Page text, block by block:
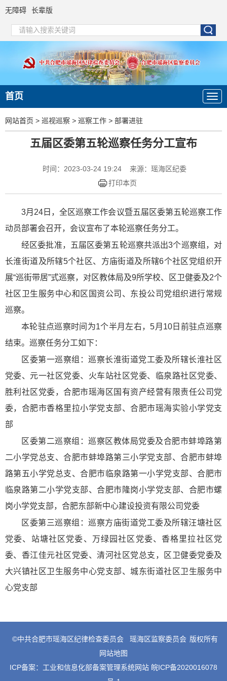
无障碍 长辈版
首页
网站首页 > 巡视巡察 > 巡察工作 > 部署进驻
五届区委第五轮巡察任务分工宣布
时间：2023-03-24 19:24
来源：瑶海区纪委
打印本页
3月24日，全区巡察工作会议暨五届区委第五轮巡察工作
动员部署会召开，会议宣布了本轮巡察任务分工。
经区委批准，五届区委第五轮巡察共派出3个巡察组，对
长淮街道及所辖5个社区、方庙街道及所辖6个社区党组织开
展“巡街带居”式巡察，对区教体局及9所学校、区卫健委及2个
社区卫生服务中心和区国资公司、东投公司党组织进行常规
巡察。
本轮驻点巡察时间为1个半月左右，5月10日前驻点巡察
结束。巡察任务分工如下：
区委第一巡察组：巡察长淮街道党工委及所辖长淮社区
党委、元一社区党委、火车站社区党委、临泉路社区党委、
胜利社区党委，合肥市瑶海区国有资产经营有限责任公司党
委，合肥市香格里拉小学党支部、合肥市瑶海实验小学党支
部
区委第二巡察组：巡察区教体局党委及合肥市蚌埠路第
二小学党总支、合肥市蚌埠路第三小学党支部、合肥市蚌埠
路第五小学党总支、合肥市临泉路第一小学党支部、合肥市
临泉路第二小学党支部、合肥市隆岗小学党支部、合肥市螺
岗小学党支部，合肥东部新中心建设投资有限公司党委
区委第三巡察组：巡察方庙街道党工委及所辖汪塘社区
党委、站塘社区党委、万绿园社区党委、香格里拉社区党
委、香江佳元社区党委、清河社区党总支，区卫健委党委及
大兴镇社区卫生服务中心党支部、城东街道社区卫生服务中
心党支部
©中共合肥市瑶海区纪律检查委员会 瑶海区监察委员会 版权所有
网站地图
ICP备案： 工业和信息化部备案管理系统网站 皖ICP备2020016078